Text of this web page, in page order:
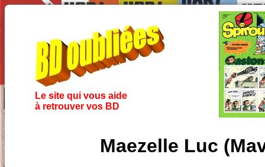
Le site qui vous aide
à retrouver vos BD
Maezelle Luc